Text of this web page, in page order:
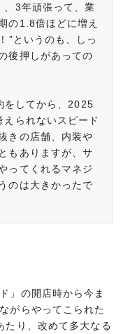
、3年頑張って、業
の1.8倍ほどに増え
”というのも、しっ
後押しがあっての
をしてから、2025
られないスピード
きの店舗、内装や
もありますが、サ
ってくれるマネジ
のは大きかったで
」の開店時から今ま
がらやってこられた
たり、改めて多大なる